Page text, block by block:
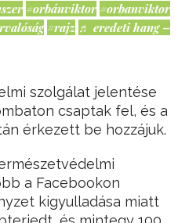
#orbánviktor #orbanviktor
#rajz ♬ eredeti hang –
szolgálat jelentése
csaptak fel, és a
érkezett be hozzájuk.
a Facebookon
kigyulladása miatt